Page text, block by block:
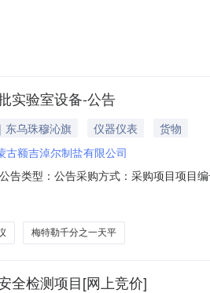
包含：单价，税金，运费等乙方所需承
实验室设备-公告
东乌珠穆沁旗 仪器仪表
货物
古额吉淖尔制盐有限公司
告类型：公告采购方式：采购项目项
，运费等乙方所需承担的费用。收货地
梅特勒千分之一天平
全检测项目[网上竞价]